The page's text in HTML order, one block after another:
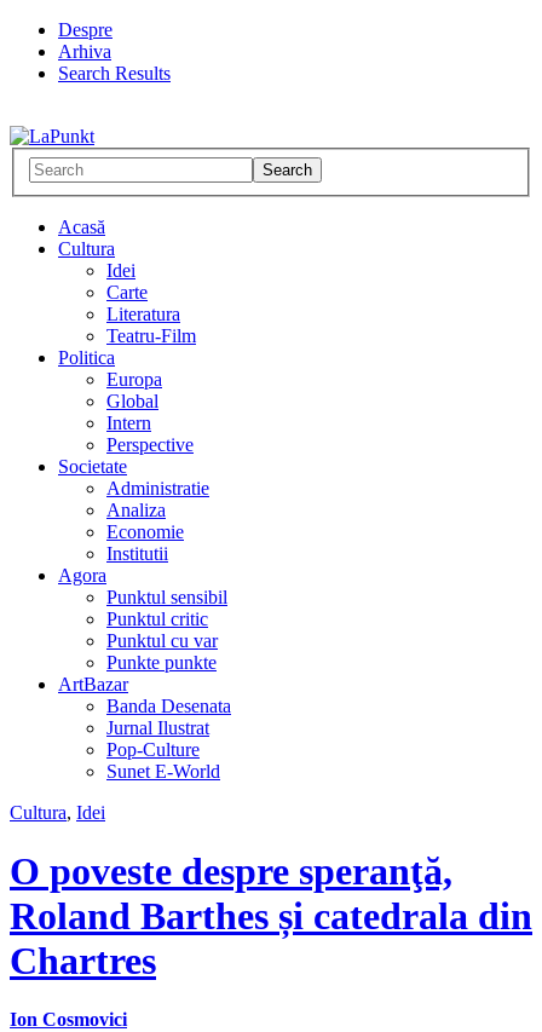
Despre
Arhiva
Search Results
Acasă
Cultura
Idei
Carte
Literatura
Teatru-Film
Politica
Europa
Global
Intern
Perspective
Societate
Administratie
Analiza
Economie
Institutii
Agora
Punktul sensibil
Punktul critic
Punktul cu var
Punkte punkte
ArtBazar
Banda Desenata
Jurnal Ilustrat
Pop-Culture
Sunet E-World
Cultura, Idei
O poveste despre speranţă,
Roland Barthes și catedrala din
Chartres
Ion Cosmovici